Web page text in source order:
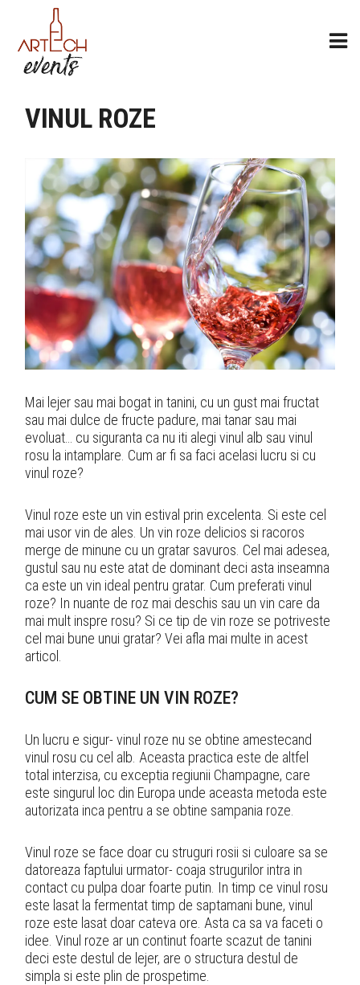
VINUL ROZE
Mai lejer sau mai bogat in tanini, cu un gust mai fructat
sau mai dulce de fructe padure, mai tanar sau mai
evoluat… cu siguranta ca nu iti alegi vinul alb sau vinul
rosu la intamplare. Cum ar fi sa faci acelasi lucru si cu
vinul roze?
Vinul roze este un vin estival prin excelenta. Si este cel
mai usor vin de ales. Un vin roze delicios si racoros
merge de minune cu un gratar savuros. Cel mai adesea,
gustul sau nu este atat de dominant deci asta inseamna
ca este un vin ideal pentru gratar. Cum preferati vinul
roze? In nuante de roz mai deschis sau un vin care da
mai mult inspre rosu? Si ce tip de vin roze se potriveste
cel mai bune unui gratar? Vei afla mai multe in acest
articol.
CUM SE OBTINE UN VIN ROZE?
Un lucru e sigur- vinul roze nu se obtine amestecand
vinul rosu cu cel alb. Aceasta practica este de altfel
total interzisa, cu exceptia regiunii Champagne, care
este singurul loc din Europa unde aceasta metoda este
autorizata inca pentru a se obtine sampania roze.
Vinul roze se face doar cu struguri rosii si culoare sa se
datoreaza faptului urmator- coaja strugurilor intra in
contact cu pulpa doar foarte putin. In timp ce vinul rosu
este lasat la fermentat timp de saptamani bune, vinul
roze este lasat doar cateva ore. Asta ca sa va faceti o
idee. Vinul roze ar un continut foarte scazut de tanini
deci este destul de lejer, are o structura destul de
simpla si este plin de prospetime.